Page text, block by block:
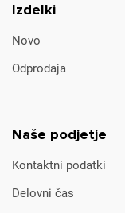
Izdelki
Novo
Odprodaja
Naše podjetje
Kontaktni podatki
Delovni čas